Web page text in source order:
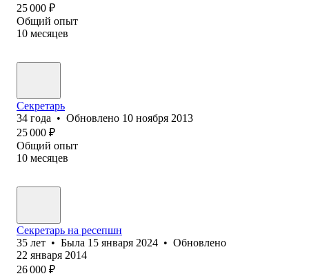
25 000 ₽
Общий опыт
10 месяцев
Секретарь
34 года • Обновлено 10 ноября 2013
25 000 ₽
Общий опыт
10 месяцев
Секретарь на ресепшн
35 лет • Была 15 января 2024 • Обновлено
22 января 2014
26 000 ₽